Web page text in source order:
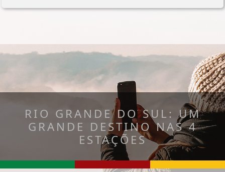
RIO GRANDE DO SUL: UM
GRANDE DESTINO NAS 4
ESTAÇÕES